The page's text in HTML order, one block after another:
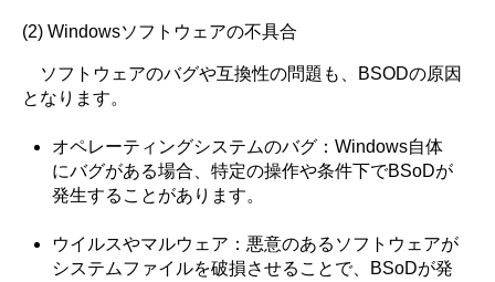
(2) Windowsソフトウェアの不具合
ソフトウェアのバグや互換性の問題も、BSODの原因
となります。
オペレーティングシステムのバグ：Windows自体
にバグがある場合、特定の操作や条件下でBSoDが
発生することがあります。
ウイルスやマルウェア：悪意のあるソフトウェアが
システムファイルを破損させることで、BSoDが発